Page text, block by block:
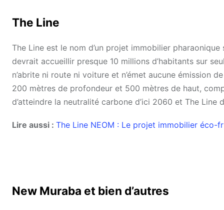
The Line
The Line est le nom d’un projet immobilier
devrait accueillir presque 10 millions d’habitants sur
n’abrite ni route ni voiture et n’émet aucune émission
200 mètres de profondeur et 500 mètres de haut,
d’atteindre la neutralité carbone d’ici 2060 et The Line
Lire aussi : The Line NEOM : Le projet immobilier éco-
New Muraba et bien d’autres